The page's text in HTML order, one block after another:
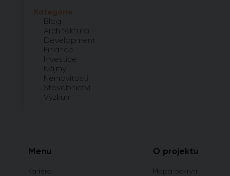
Kategorie
Blog
Architektura
Development
Finance
Investice
Nájmy
Nemovitosti
Stavebnictví
Výzkum
Menu
Kariéra
O projektu
Mapa pokrytí